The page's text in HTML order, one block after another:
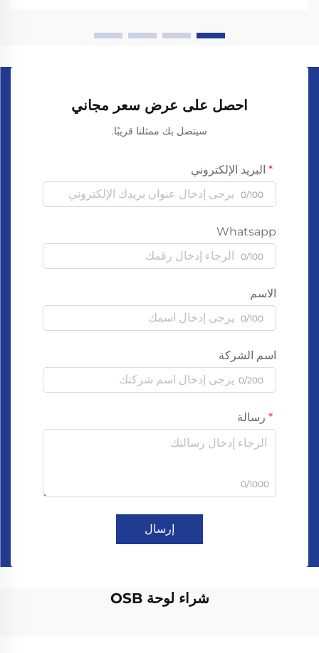
احصل على عرض سعر مجاني
سيتصل بك ممثلنا قريبًا.
البريد الإلكتروني
0/100
Whatsapp
0/100
الاسم
0/100
اسم الشركة
0/200
رسالة
0/1000
إرسال
شراء لوحة OSB